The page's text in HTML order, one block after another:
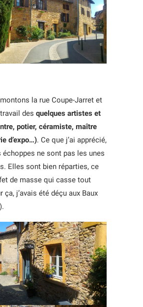
la rue Coupe-Jarret et
des quelques artistes et
potier, céramiste, maître
d’expo…). Ce que j’ai apprécié,
échoppes ne sont pas les unes
Elles sont bien réparties, ce
de masse qui casse tout
ça, j’avais été déçu aux Baux